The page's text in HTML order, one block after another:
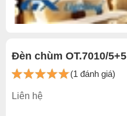
Đèn chùm OT.7010/5+5
(1 đánh giá)
Liên hệ